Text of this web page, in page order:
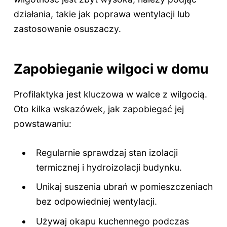
działania, takie jak poprawa wentylacji lub
zastosowanie osuszaczy.
Zapobieganie wilgoci w domu
Profilaktyka jest kluczowa w walce z wilgocią.
Oto kilka wskazówek, jak zapobiegać jej
powstawaniu:
Regularnie sprawdzaj stan izolacji
termicznej i hydroizolacji budynku.
Unikaj suszenia ubrań w pomieszczeniach
bez odpowiedniej wentylacji.
Używaj okapu kuchennego podczas